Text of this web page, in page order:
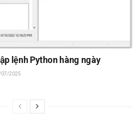
lệnh Python hàng ngày
07/2025